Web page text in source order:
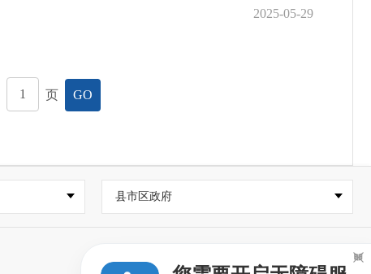
2025-05-29
页 GO
县市区政府
